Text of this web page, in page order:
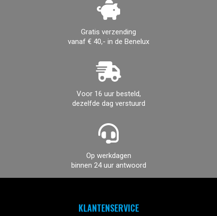
Gratis verzending
vanaf € 40,- in de Benelux
Voor 16 uur besteld,
dezelfde dag verstuurd
Op werkdagen
binnen 24 uur antwoord
KLANTENSERVICE